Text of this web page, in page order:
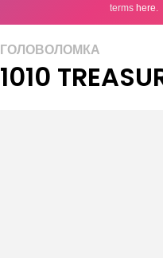
ГОЛОВОЛОМКА
1010